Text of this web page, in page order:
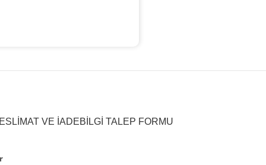
VE İADEBILGI TALEP FORMU